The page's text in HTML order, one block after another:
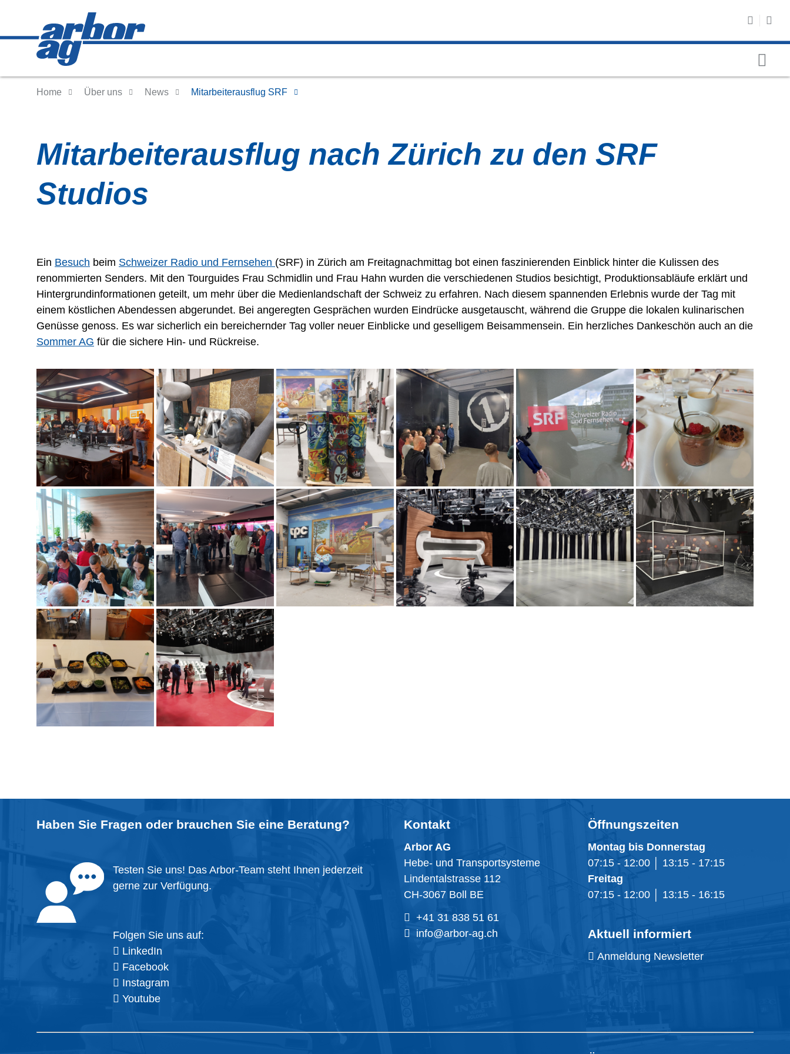
Home Über uns News Mitarbeiterausflug SRF
Mitarbeiterausflug nach Zürich zu den SRF
Studios
Ein Besuch beim Schweizer Radio und Fernsehen (SRF) in Zürich am Freitagnachmittag bot einen faszinierenden Einblick hinter die Kulissen des
renommierten Senders. Mit den Tourguides Frau Schmidlin und Frau Hahn wurden die verschiedenen Studios besichtigt, Produktionsabläufe erklärt und
Hintergrundinformationen geteilt, um mehr über die Medienlandschaft der Schweiz zu erfahren. Nach diesem spannenden Erlebnis wurde der Tag mit
einem köstlichen Abendessen abgerundet. Bei angeregten Gesprächen wurden Eindrücke ausgetauscht, während die Gruppe die lokalen kulinarischen
Genüsse genoss. Es war sicherlich ein bereichernder Tag voller neuer Einblicke und geselligem Beisammensein. Ein herzliches Dankeschön auch an die
Sommer AG für die sichere Hin- und Rückreise.
Haben Sie Fragen oder brauchen Sie eine Beratung?
Testen Sie uns! Das Arbor-Team steht Ihnen jederzeit
gerne zur Verfügung.
Folgen Sie uns auf:
LinkedIn
Facebook
Instagram
Youtube
Kontakt
Arbor AG
Hebe- und Transportsysteme
Lindentalstrasse 112
CH-3067 Boll BE
+41 31 838 51 61
info@arbor-ag.ch
Öffnungszeiten
Montag bis Donnerstag
07:15 - 12:00 │ 13:15 - 17:15
Freitag
07:15 - 12:00 │ 13:15 - 16:15
Aktuell informiert
Anmeldung Newsletter